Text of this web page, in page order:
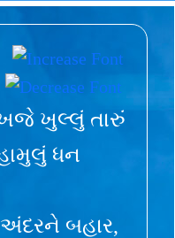
ખુલ્લું તારું
ધન
બહાર,